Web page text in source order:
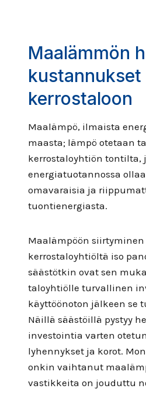
Maalämmön
kustannukset
kerrostaloon
Maalämpö, ilmaista
maasta; lämpö otetaan
kerrostaloyhtiön tontilta,
energiatuotannossa
omavaraisia ja
tuontienergiasta.
Maalämpöön siirtyminen
kerrostaloyhtiöltä iso
säästötkin ovat sen
taloyhtiölle turvallinen
käyttöönoton jälkeen se
Näillä säästöillä pystyy
investointia varten
lyhennykset ja korot.
onkin vaihtanut
vastikkeita on jouduttu